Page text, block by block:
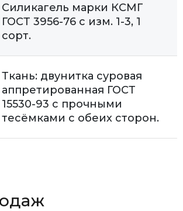
Силикагель марки КСМГ
ГОСТ 3956-76 с изм. 1-3, 1
сорт.
Ткань: двунитка суровая
аппретированная ГОСТ
15530-93 с прочными
тесёмками с обеих сторон.